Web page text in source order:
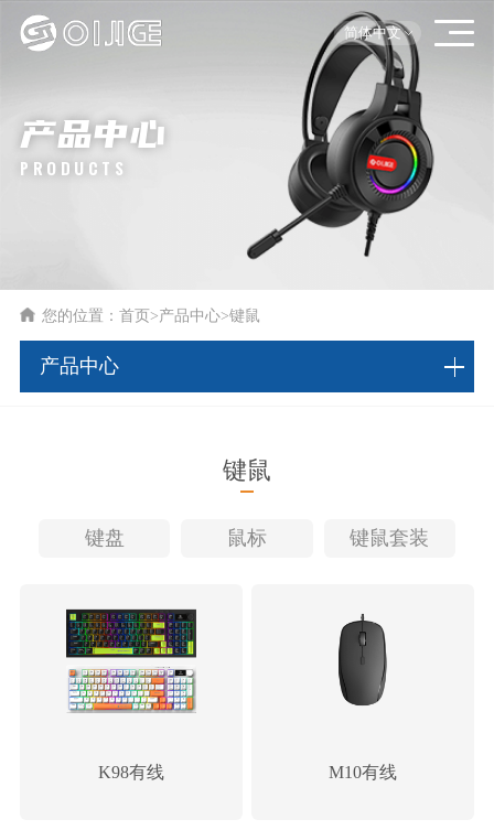
简体中文
产品中心
PRODUCTS
您的位置：首页>产品中心>键鼠
产品中心
键鼠
键盘 鼠标 键鼠套装
K98有线 M10有线